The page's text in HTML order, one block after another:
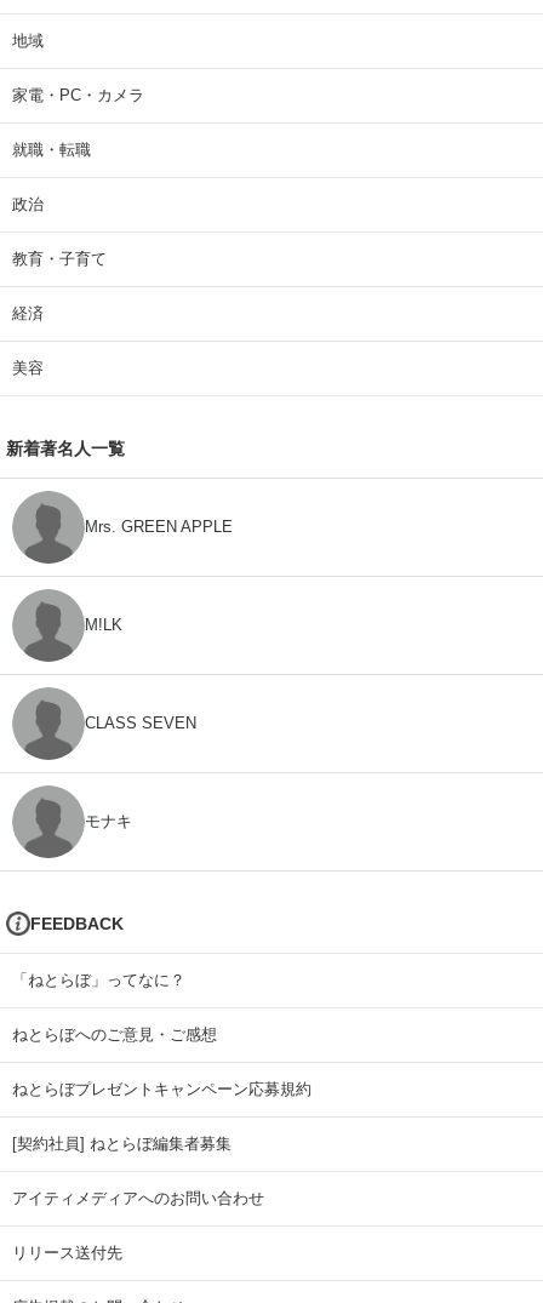
地域
家電・PC・カメラ
就職・転職
政治
教育・子育て
経済
美容
新着著名人一覧
Mrs. GREEN APPLE
M!LK
CLASS SEVEN
モナキ
FEEDBACK
「ねとらぼ」ってなに？
ねとらぼへのご意見・ご感想
ねとらぼプレゼントキャンペーン応募規約
[契約社員] ねとらぼ編集者募集
アイティメディアへのお問い合わせ
リリース送付先